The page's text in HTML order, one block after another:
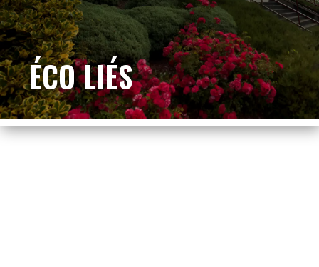
ÉCO LIÉS